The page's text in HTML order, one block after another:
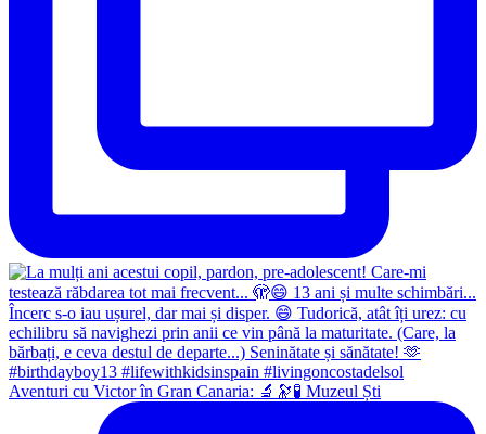
Aventuri cu Victor în Gran Canaria: 🔬🔭🧪 Muzeul Ști